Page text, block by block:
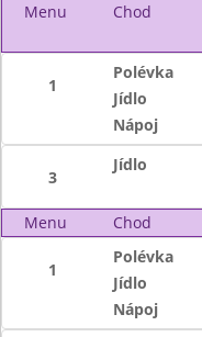
Menu Chod
1
Polévka
Jídlo
Nápoj
3
Jídlo
Menu Chod
1
Polévka
Jídlo
Nápoj